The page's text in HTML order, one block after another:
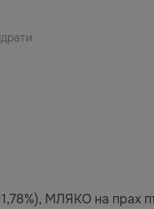
МЛЯКО на прах